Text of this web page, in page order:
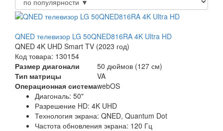
QNED телевизор LG 50QNED816RA 4K Ultra HD
QNED 4K UHD Smart TV (2023 год)
Код товара: 130154
Размер диагонали
50 дюймов (127 см)
Тип матрицы
VA
Операционная системаwebOS
Диагональ: 50"
Разрешение HD: 4K UHD
Технология экрана: QNED, Quantum Dot
Частота обновления экрана: 120 Гц